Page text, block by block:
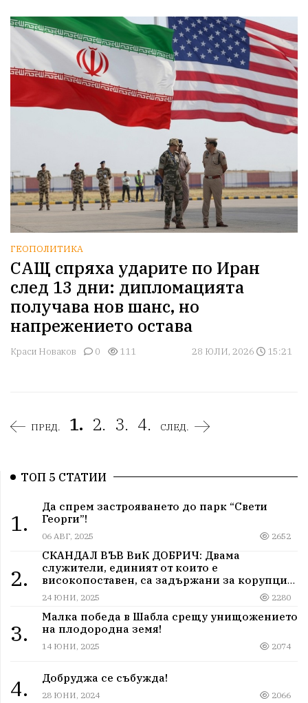
ГЕОПОЛИТИКА
САЩ спряха ударите по Иран
след 13 дни: дипломацията
получава нов шанс, но
напрежението остава
Краси Новаков 0 111 28 ЮЛИ, 2026 15:21
ПРЕД. 1. 2. 3. 4. СЛЕД.
ТОП 5 СТАТИИ
1.
Да спрем застрояването до парк “Свети
Георги”!
06 АВГ, 2025 2652
2.
СКАНДАЛ ВЪВ ВиК ДОБРИЧ: Двама
служители, единият от които е
високопоставен, са задържани за корупция
в мрежа от мълчание и прикриване.
24 ЮНИ, 2025 2280
3.
Малка победа в Шабла срещу унищожението
на плодородна земя!
14 ЮНИ, 2025 2074
4. Добруджа се събужда!
28 ЮНИ, 2024 2066